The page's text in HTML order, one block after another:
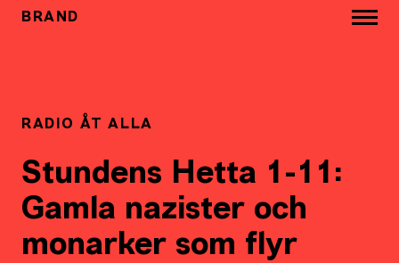
BRAND
RADIO ÅT ALLA
Stundens Hetta 1-11:
Gamla nazister och
monarker som flyr